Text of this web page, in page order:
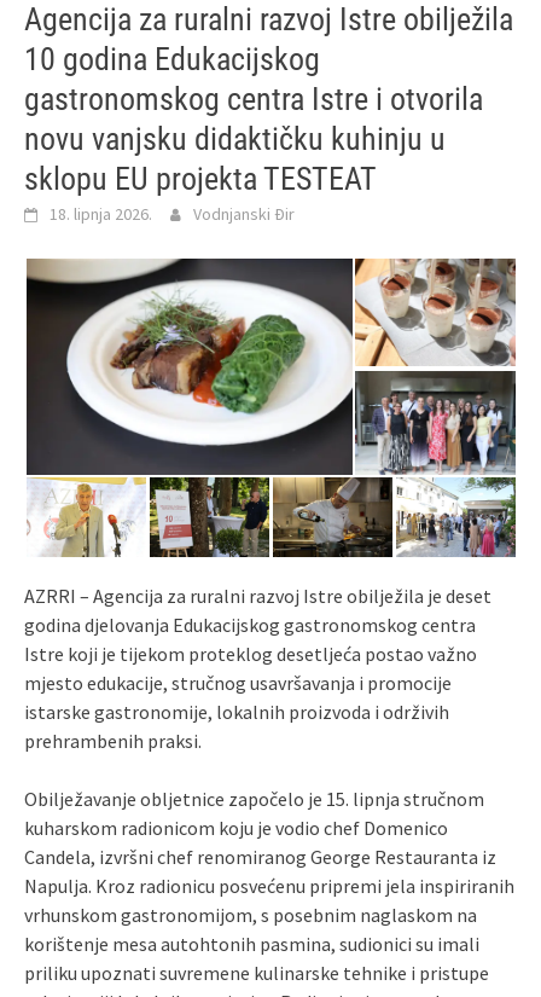
Agencija za ruralni razvoj Istre obilježila
10 godina Edukacijskog
gastronomskog centra Istre i otvorila
novu vanjsku didaktičku kuhinju u
sklopu EU projekta TESTEAT
18. lipnja 2026. Vodnjanski Đir
AZRRI – Agencija za ruralni razvoj Istre obilježila je deset
godina djelovanja Edukacijskog gastronomskog centra
Istre koji je tijekom proteklog desetljeća postao važno
mjesto edukacije, stručnog usavršavanja i promocije
istarske gastronomije, lokalnih proizvoda i održivih
prehrambenih praksi.
Obilježavanje obljetnice započelo je 15. lipnja stručnom
kuharskom radionicom koju je vodio chef Domenico
Candela, izvršni chef renomiranog George Restauranta iz
Napulja. Kroz radionicu posvećenu pripremi jela inspiriranih
vrhunskom gastronomijom, s posebnim naglaskom na
korištenje mesa autohtonih pasmina, sudionici su imali
priliku upoznati suvremene kulinarske tehnike i pristupe